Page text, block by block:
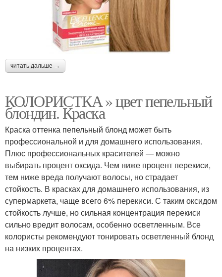
читать дальше →
КОЛОРИСТКА » цвет пепельный
блондин. Краска
Краска оттенка пепельный блонд может быть
профессиональной и для домашнего использования.
Плюс профессиональных красителей — можно
выбирать процент оксида. Чем ниже процент перекиси,
тем ниже вреда получают волосы, но страдает
стойкость. В красках для домашнего использования, из
супермаркета, чаще всего 6% перекиси. С таким оксидом
стойкость лучше, но сильная концентрация перекиси
сильно вредит волосам, особенно осветленным. Все
колористы рекомендуют тонировать осветленный блонд
на низких процентах.